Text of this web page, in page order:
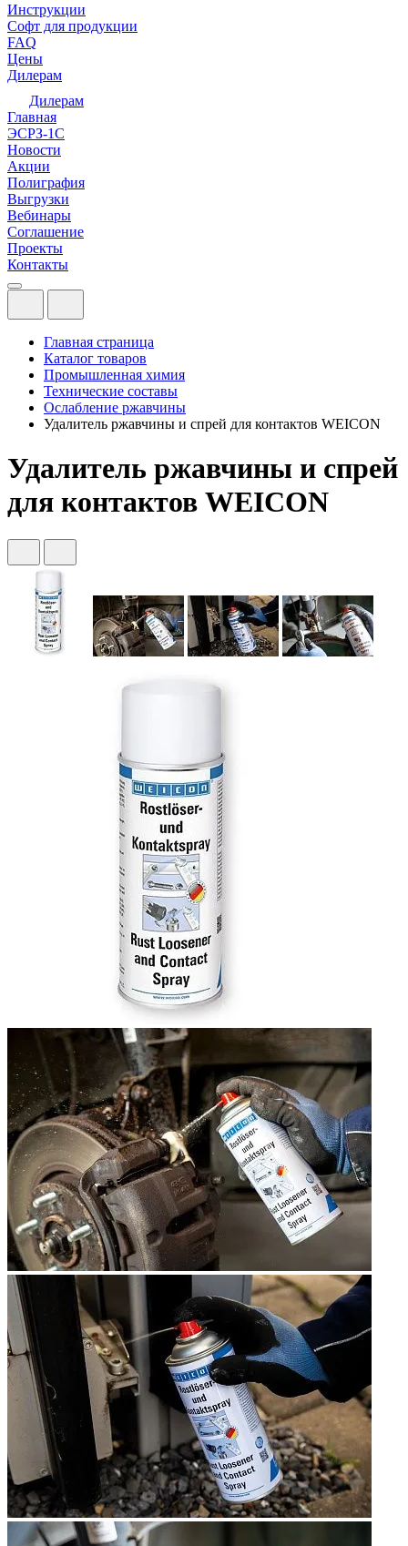
Инструкции
Софт для продукции
FAQ
Цены
Дилерам
Дилерам
Главная
ЭСРЗ-1С
Новости
Акции
Полиграфия
Выгрузки
Вебинары
Соглашение
Проекты
Контакты
Главная страница
Каталог товаров
Промышленная химия
Технические составы
Ослабление ржавчины
Удалитель ржавчины и спрей для контактов WEICON
Удалитель ржавчины и спрей
для контактов WEICON